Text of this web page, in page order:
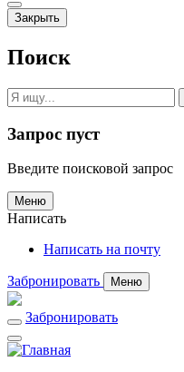
Закрыть
Поиск
Запрос пуст
Введите поисковой запрос
Меню
Написать
Написать на почту
Забронировать Меню
Забронировать